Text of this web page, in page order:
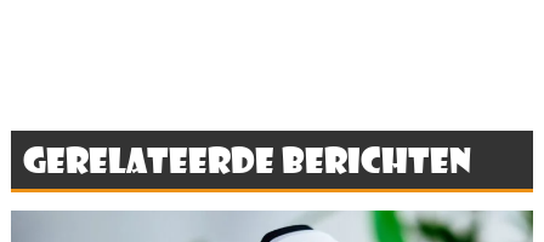
Gerelateerde berichten